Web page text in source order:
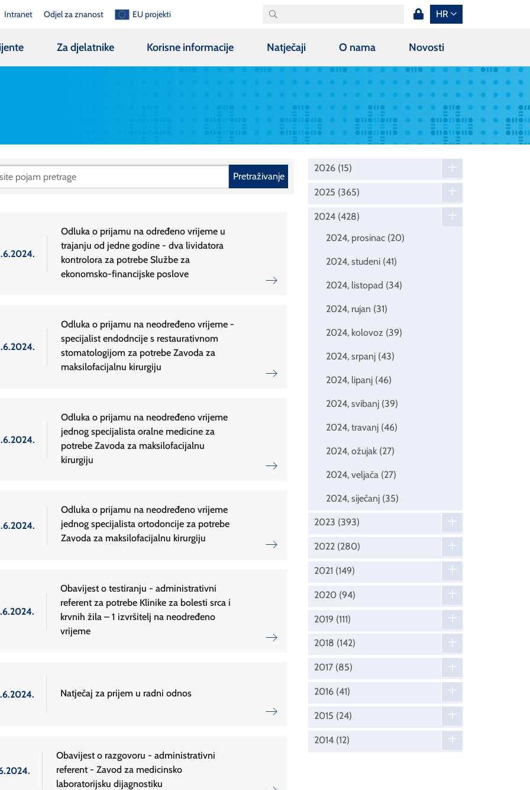
Intranet Odjel za znanost EU projekti HR
Za djelatnike Korisne informacije Natječaji O nama Novosti
Pretraživanje
Odluka o prijamu na određeno vrijeme u
trajanju od jedne godine - dva lividatora
kontrolora za potrebe Službe za
ekonomsko-financijske poslove
Odluka o prijamu na neodređeno vrijeme -
specijalist endodncije s restaurativnom
stomatologijom za potrebe Zavoda za
maksilofacijalnu kirurgiju
Odluka o prijamu na neodređeno vrijeme
jednog specijalista oralne medicine za
potrebe Zavoda za maksilofacijalnu
kirurgiju
Odluka o prijamu na neodređeno vrijeme
jednog specijalista ortodoncije za potrebe
Zavoda za maksilofacijalnu kirurgiju
Obavijest o testiranju - administrativni
referent za potrebe Klinike za bolesti srca i
krvnih žila – 1 izvršitelj na neodređeno
vrijeme
Natječaj za prijem u radni odnos
Obavijest o razgovoru - administrativni
referent - Zavod za medicinsko
laboratorijsku dijagnostiku
2026 (15)
2025 (365)
2024 (428)
2024, prosinac (20)
2024, studeni (41)
2024, listopad (34)
2024, rujan (31)
2024, kolovoz (39)
2024, srpanj (43)
2024, lipanj (46)
2024, svibanj (39)
2024, travanj (46)
2024, ožujak (27)
2024, veljača (27)
2024, siječanj (35)
2023 (393)
2022 (280)
2021 (149)
2020 (94)
2019 (111)
2018 (142)
2017 (85)
2016 (41)
2015 (24)
2014 (12)